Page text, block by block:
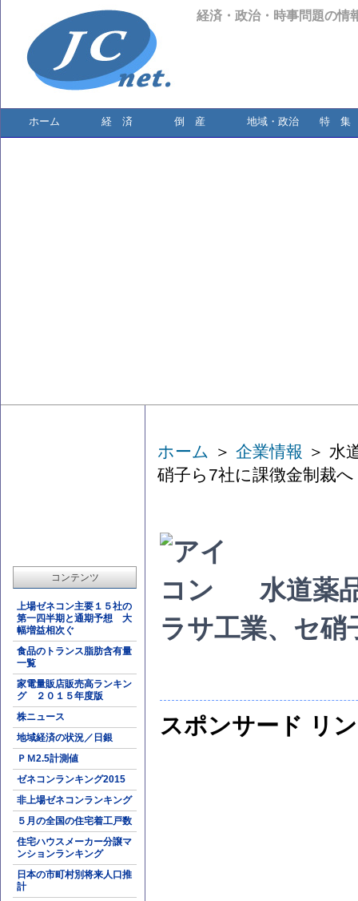
経済・政治・時事問題の情
ホーム 経 済 倒 産 地域・政治 特 集
コンテンツ
上場ゼネコン主要１５社の
第一四半期と通期予想 大
幅増益相次ぐ
食品のトランス脂肪含有量
一覧
家電量販店販売高ランキン
グ ２０１５年度版
株ニュース
地域経済の状況／日銀
ＰＭ2.5計測値
ゼネコンランキング2015
非上場ゼネコンランキング
５月の全国の住宅着工戸数
住宅ハウスメーカー分譲マ
ンションランキング
日本の市町村別将来人口推
計
ホーム ＞ 企業情報 ＞ 水
硝子ら7社に課徴金制裁へ
水道薬
ラサ工業、セ硝
スポンサード リ